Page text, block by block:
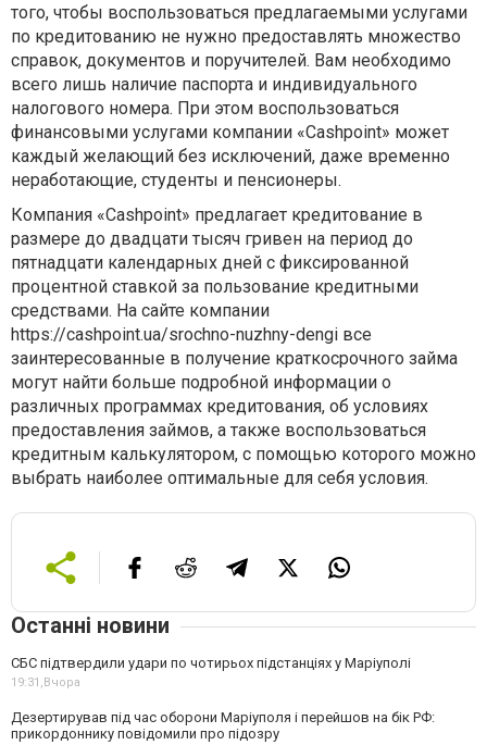
того, чтобы воспользоваться предлагаемыми услугами
по кредитованию не нужно предоставлять множество
справок, документов и поручителей. Вам необходимо
всего лишь наличие паспорта и индивидуального
налогового номера. При этом воспользоваться
финансовыми услугами компании «Сashpoint» может
каждый желающий без исключений, даже временно
неработающие, студенты и пенсионеры.
Компания «Сashpoint» предлагает кредитование в
размере до двадцати тысяч гривен на период до
пятнадцати календарных дней с фиксированной
процентной ставкой за пользование кредитными
средствами. На сайте компании
https://cashpoint.ua/srochno-nuzhny-dengi все
заинтересованные в получение краткосрочного займа
могут найти больше подробной информации о
различных программах кредитования, об условиях
предоставления займов, а также воспользоваться
кредитным калькулятором, с помощью которого можно
выбрать наиболее оптимальные для себя условия.
Останні новини
СБС підтвердили удари по чотирьох підстанціях у Маріуполі
19:31,Вчора
Дезертирував під час оборони Маріуполя і перейшов на бік РФ:
прикордоннику повідомили про підозру